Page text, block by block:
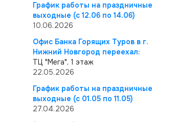
График работы на праздничные
выходные (с 12.06 по 14.06)
10.06.2026
Офис Банка Горящих Туров в г.
Нижний Новгород переехал:
ТЦ "Мега", 1 этаж
22.05.2026
График работы на праздничные
выходные (с 01.05 по 11.05)
27.04.2026